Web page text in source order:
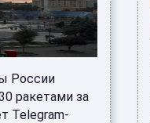
России
ракетами за
Telegram-